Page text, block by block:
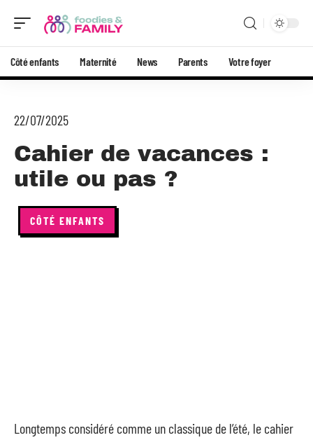
Côté enfants Maternité News Parents Votre foyer
22/07/2025
Cahier de vacances :
utile ou pas ?
CÔTÉ ENFANTS
Longtemps considéré comme un classique de l’été, le cahier